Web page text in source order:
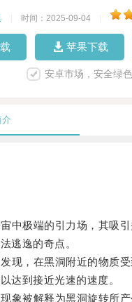
时间：2025-09-04
苹果下载
安卓市场，安全绿色
介
极端的引力场，其吸引
逃逸的奇点。
，在黑洞附近的物质受
达到接近光速的速度。
被解释为黑洞旋转所产